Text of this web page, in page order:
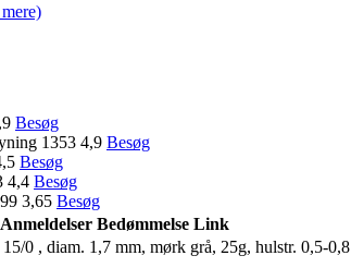
Besøg
1353 4,9 Besøg
Besøg
4,4 Besøg
3,65 Besøg
Anmeldelser Bedømmelse Link
15/0 , diam. 1,7 mm, mørk grå, 25g, hulstr. 0,5-